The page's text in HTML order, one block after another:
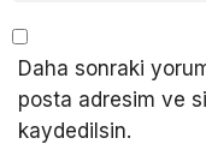
Daha sonraki
posta adresim ve
kaydedilsin.